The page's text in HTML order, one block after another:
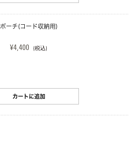
ポーチ(コード収納用)
¥4,400 (税込)
カートに追加